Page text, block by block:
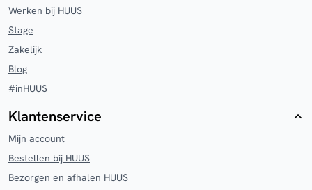
Werken bij HUUS
Stage
Zakelijk
Blog
#inHUUS
Klantenservice
Mijn account
Bestellen bij HUUS
Bezorgen en afhalen HUUS